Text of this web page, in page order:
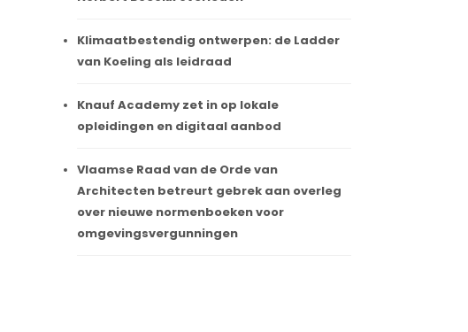
Klimaatbestendig ontwerpen: de Ladder
van Koeling als leidraad
Knauf Academy zet in op lokale
opleidingen en digitaal aanbod
Vlaamse Raad van de Orde van
Architecten betreurt gebrek aan overleg
over nieuwe normenboeken voor
omgevingsvergunningen